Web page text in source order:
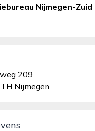
Nijmegen-Zuid
209
Nijmegen